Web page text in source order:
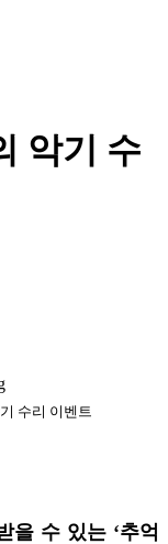
악기 수
수리 이벤트
을 수 있는 ‘추억